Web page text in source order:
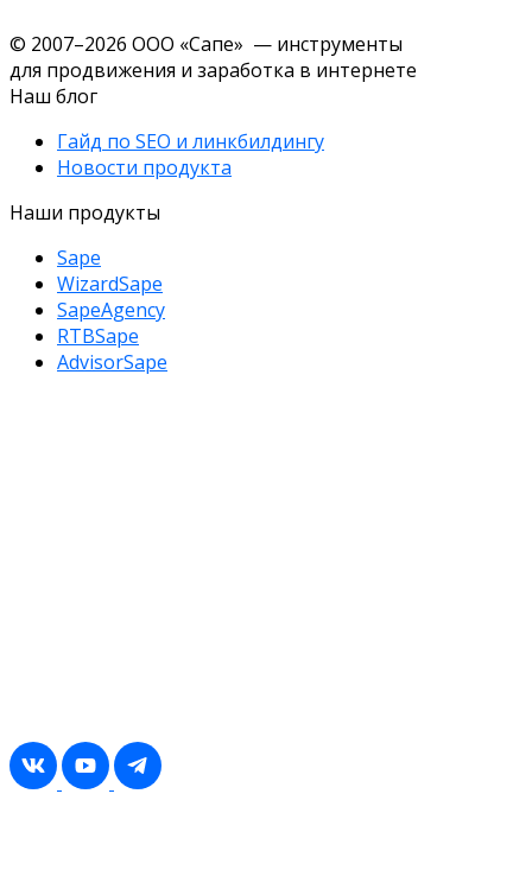
© 2007–2026 ООО «Сапе» — инструменты
для продвижения и заработка в интернете
Наш блог
Гайд по SEO и линкбилдингу
Новости продукта
Наши продукты
Sape
WizardSape
SapeAgency
RTBSape
AdvisorSape